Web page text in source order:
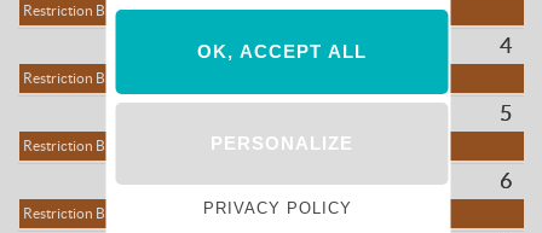
Restriction Bronze
Restriction Bronze
Restriction Bronze
Restriction Bronze
4
5
6
OK, ACCEPT ALL
PERSONALIZE
PRIVACY POLICY